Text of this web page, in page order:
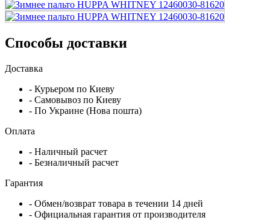
Способы доставки
Доставка
- Курьером по Киеву
- Самовывоз по Киеву
- По Украине (Нова пошта)
Оплата
- Наличный расчет
- Безналичный расчет
Гарантия
- Обмен/возврат товара в течении 14 дней
- Официальная гарантия от производителя